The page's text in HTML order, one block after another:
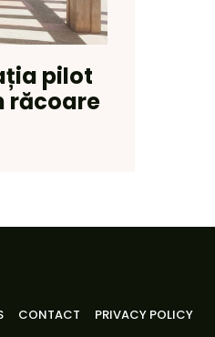
pilot
răcoare
CONTACT PRIVACY POLICY